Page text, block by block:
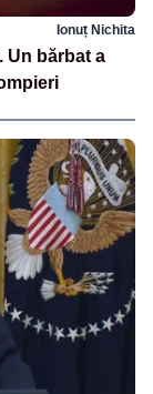
Ionuț Nichita
Un bărbat a